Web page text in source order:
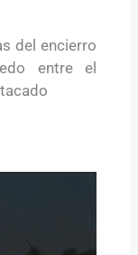
del encierro
entre el